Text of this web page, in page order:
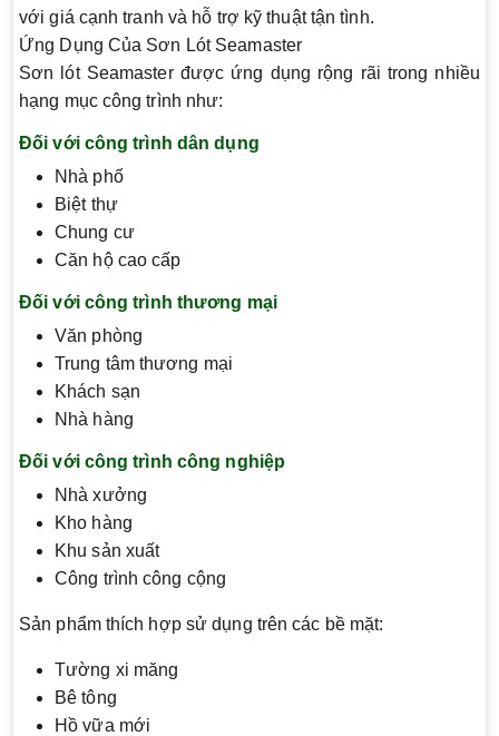
với giá cạnh tranh và hỗ trợ kỹ thuật tận tình.
Ứng Dụng Của Sơn Lót Seamaster
Sơn lót Seamaster được ứng dụng rộng rãi trong nhiều
hạng mục công trình như:
Đối với công trình dân dụng
Nhà phố
Biệt thự
Chung cư
Căn hộ cao cấp
Đối với công trình thương mại
Văn phòng
Trung tâm thương mại
Khách sạn
Nhà hàng
Đối với công trình công nghiệp
Nhà xưởng
Kho hàng
Khu sản xuất
Công trình công cộng
Sản phẩm thích hợp sử dụng trên các bề mặt:
Tường xi măng
Bê tông
Hồ vữa mới